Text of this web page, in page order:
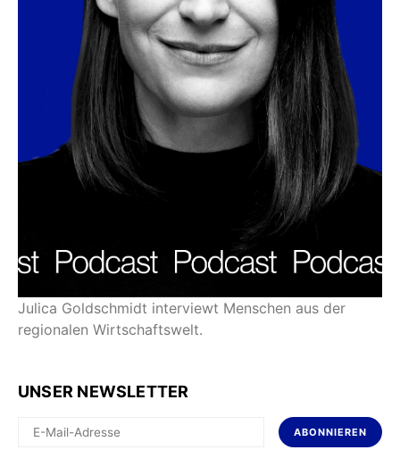
Julica Goldschmidt interviewt Menschen aus der
regionalen Wirtschaftswelt.
UNSER NEWSLETTER
ABONNIEREN